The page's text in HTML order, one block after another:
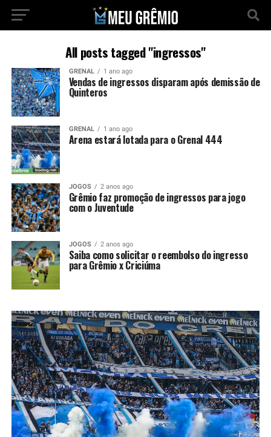
All posts tagged "ingressos"
GRENAL 1 ano ago
Vendas de ingressos disparam após demissão de
Quinteros
GRENAL 1 ano ago
Arena estará lotada para o Grenal 444
JOGOS 2 anos ago
Grêmio faz promoção de ingressos para jogo
com o Juventude
JOGOS 2 anos ago
Saiba como solicitar o reembolso do ingresso
para Grêmio x Criciúma